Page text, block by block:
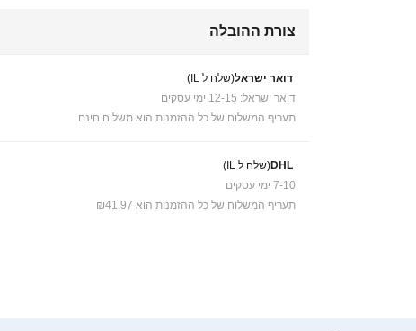
צורת ההובלה
דואר ישראל(שלח ל IL)
דואר ישראל: 12-15 ימי עסקים
תעריף המשלוח של כל ההזמנות הוא משלוח חינם
DHL(שלח ל IL)
7-10 ימי עסקים
תעריף המשלוח של כל ההזמנות הוא ₪41.97